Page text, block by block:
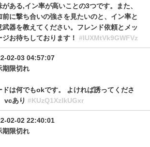
がある,イン率が高いことの3つです。また、
前に撃ち合いの強さを見たいのと、イン率と
武器を教えてください。フレンド依頼とメッ
ジお待ちしております！ #lUXMtVk9GWFVz
02-03 04:57:07
期限切れ
ドは何でもokです。 よければ誘ってくださ
vcあり #KUzQ1XzlkUGxr
02-02 22:40:01
期限切れ